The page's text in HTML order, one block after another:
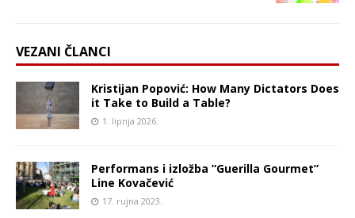
VEZANI ČLANCI
Kristijan Popović: How Many Dictators Does
it Take to Build a Table?
1. lipnja 2026.
Performans i izložba ”Guerilla Gourmet”
Line Kovačević
17. rujna 2023.